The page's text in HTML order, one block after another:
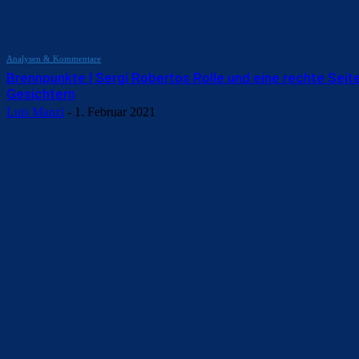
Analysen & Kommentare
Brennpunkte | Sergi Robertos Rolle und eine rechte
Gesichtern
Luis Manzi - 1. Februar 2021